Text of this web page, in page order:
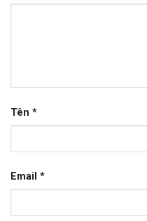
Tên *
Email *